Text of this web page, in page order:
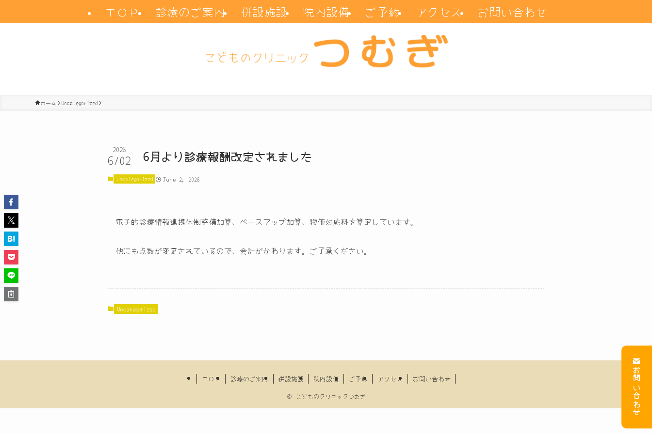
ＴＯＰ 診療のご案内 併設施設 院内設備 ご予約 アクセス お問い合わせ
ホーム Uncategorized
6月より診療報酬改定されました
2026
6/02
Uncategorized June 2, 2026
電子的診療情報連携体制整備加算、ベースアップ加算、物価対応料を算定しています。
他にも点数が変更されているので、会計がかわります。ご了承ください。
Uncategorized
お問い合わせ
ＴＯＰ 診療のご案内 併設施設 院内設備 ご予約 アクセス お問い合わせ
© こどものクリニックつむぎ